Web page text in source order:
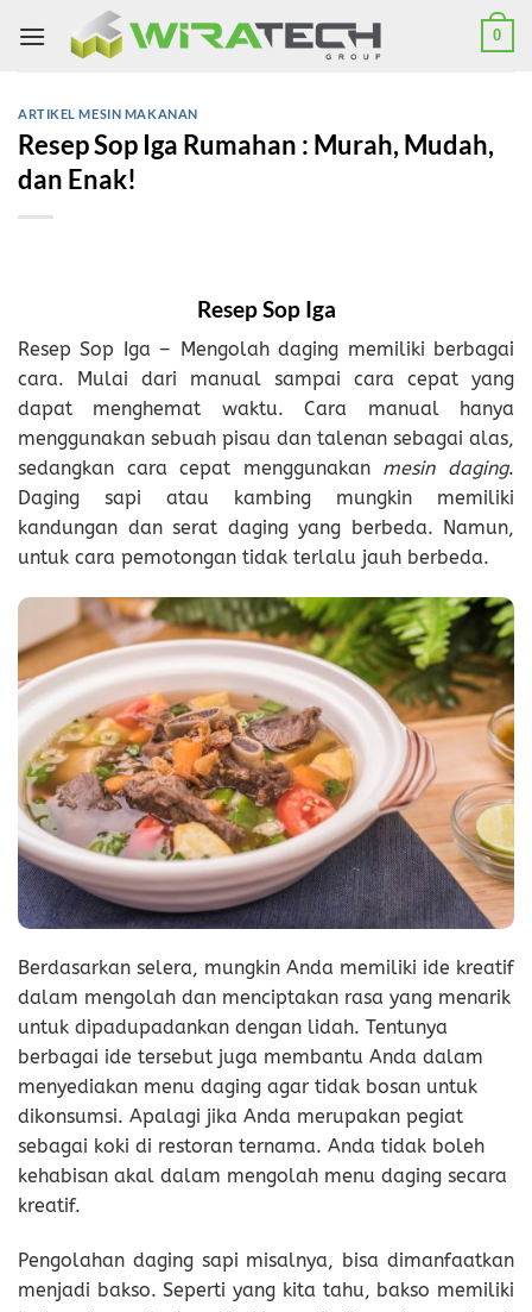
0
ARTIKEL MESIN MAKANAN
Resep Sop Iga Rumahan : Murah, Mudah,
dan Enak!
Resep Sop Iga
Resep Sop Iga – Mengolah daging memiliki berbagai
cara. Mulai dari manual sampai cara cepat yang
dapat menghemat waktu. Cara manual hanya
menggunakan sebuah pisau dan talenan sebagai alas,
sedangkan cara cepat menggunakan mesin daging.
Daging sapi atau kambing mungkin memiliki
kandungan dan serat daging yang berbeda. Namun,
untuk cara pemotongan tidak terlalu jauh berbeda.
Berdasarkan selera, mungkin Anda memiliki ide kreatif
dalam mengolah dan menciptakan rasa yang menarik
untuk dipadupadankan dengan lidah. Tentunya
berbagai ide tersebut juga membantu Anda dalam
menyediakan menu daging agar tidak bosan untuk
dikonsumsi. Apalagi jika Anda merupakan pegiat
sebagai koki di restoran ternama. Anda tidak boleh
kehabisan akal dalam mengolah menu daging secara
kreatif.
Pengolahan daging sapi misalnya, bisa dimanfaatkan
menjadi bakso. Seperti yang kita tahu, bakso memiliki